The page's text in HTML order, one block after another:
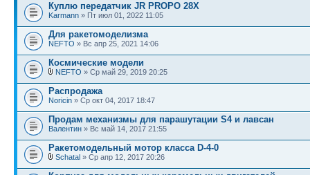
Куплю передатчик JR PROPO 28X
Karmann » Пт июл 01, 2022 11:05
Для ракетомоделизма
NEFTO » Вс апр 25, 2021 14:06
Космические модели
NEFTO » Ср май 29, 2019 20:25
Распродажа
Noricin » Ср окт 04, 2017 18:47
Продам механизмы для парашутации S4 и лавсан
Валентин » Вс май 14, 2017 21:55
Ракетомодельный мотор класса D-4-0
Schatal » Ср апр 12, 2017 20:26